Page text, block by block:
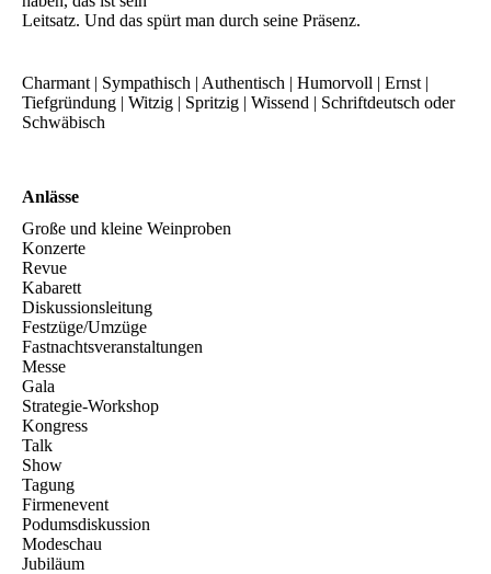
Leitsatz. Und das spürt man durch seine Präsenz.
Charmant | Sympathisch | Authentisch | Humorvoll | Ernst |
Tiefgründung | Witzig | Spritzig | Wissend | Schriftdeutsch oder
Schwäbisch
Anlässe
Große und kleine Weinproben
Konzerte
Revue
Kabarett
Diskussionsleitung
Festzüge/Umzüge
Fastnachtsveranstaltungen
Messe
Gala
Strategie-Workshop
Kongress
Talk
Show
Tagung
Firmenevent
Podumsdiskussion
Modeschau
Jubiläum